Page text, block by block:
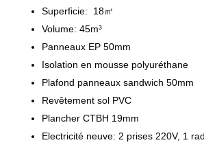
Superficie: 18㎡
Volume: 45m³
Panneaux EP 50mm
Isolation en mousse polyuréthane
Plafond panneaux sandwich 50mm
Revêtement sol PVC
Plancher CTBH 19mm
Electricité neuve: 2 prises 220V, 1